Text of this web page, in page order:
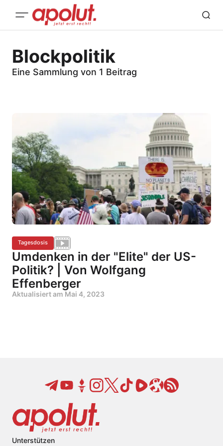
Blockpolitik
Eine Sammlung von 1 Beitrag
Tagesdosis
Umdenken in der "Elite" der US-
Politik? | Von Wolfgang
Effenberger
Aktualisiert am Mai 4, 2023
Unterstützen